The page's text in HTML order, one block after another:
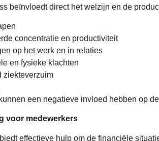
beïnvloedt direct het welzijn en de
concentratie en productiviteit
op het werk en in relaties
en fysieke klachten
ziekteverzuim
een negatieve invloed hebben op
voor medewerkers
effectieve hulp om de financiële